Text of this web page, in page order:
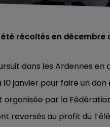
récoltés en décembre
dans les Ardennes en
10 janvier pour faire un
organisée par la
reversés au profit du